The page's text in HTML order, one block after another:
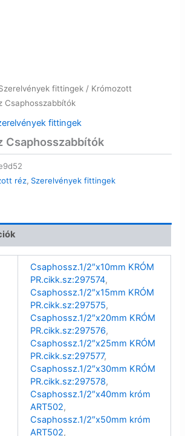
fittingek / Krómozott
Csaphosszabbítók
fittingek
Csaphosszabbítók
réz, Szerelvények fittingek
Csaphossz.1/2″x10mm KRÓM
PR.cikk.sz:297574,
Csaphossz.1/2″x15mm KRÓM
PR.cikk.sz:297575,
Csaphossz.1/2″x20mm KRÓM
PR.cikk.sz:297576,
Csaphossz.1/2″x25mm KRÓM
PR.cikk.sz:297577,
Csaphossz.1/2″x30mm KRÓM
PR.cikk.sz:297578,
Csaphossz.1/2″x40mm króm
ART502,
Csaphossz.1/2″x50mm króm
ART502,